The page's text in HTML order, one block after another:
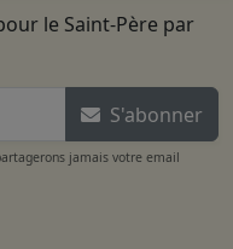
le Saint-Père par
S'abonner
jamais votre email